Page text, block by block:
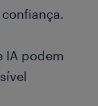
IA podem